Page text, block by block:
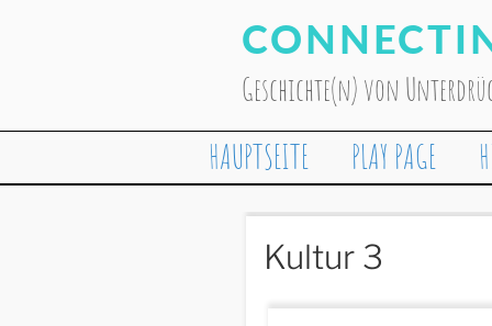
Geschichte(n) von
HAUPTSEITE PLAY PAGE
Kultur 3